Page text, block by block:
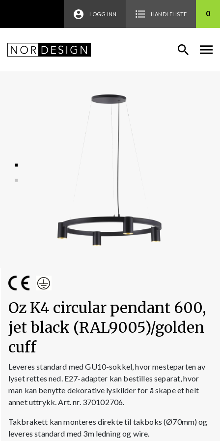
LOGG INN HANDLELISTE 0
Oz K4 circular pendant 600,
jet black (RAL9005)/golden
cuff
Leveres standard med GU10-sokkel, hvor mesteparten av
lyset rettes ned. E27-adapter kan bestilles separat, hvor
man kan benytte dekorative lyskilder for å skape et helt
annet uttrykk. Art. nr. 370102706.
Takbrakett kan monteres direkte til takboks (Ø70mm) og
leveres standard med 3m ledning og wire.